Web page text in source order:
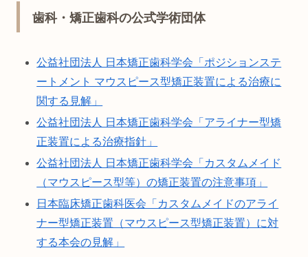
歯科・矯正歯科の公式学術団体
公益社団法人 日本矯正歯科学会「ポジションステ
ートメント マウスピース型矯正装置による治療に
関する見解」
公益社団法人 日本矯正歯科学会「アライナー型矯
正装置による治療指針」
公益社団法人 日本矯正歯科学会「カスタムメイド
（マウスピース型等）の矯正装置の注意事項」
日本臨床矯正歯科医会「カスタムメイドのアライ
ナー型矯正装置（マウスピース型矯正装置）に対
する本会の見解」